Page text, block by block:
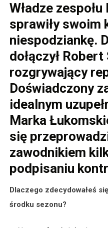
Władze
sprawiły swoim
niespodziankę.
dołączył
rozgrywający
Doświadczony
idealnym
Marka
się
zawodnikiem
podpisaniu
Dlaczego zdecydowałeś
środku sezonu?